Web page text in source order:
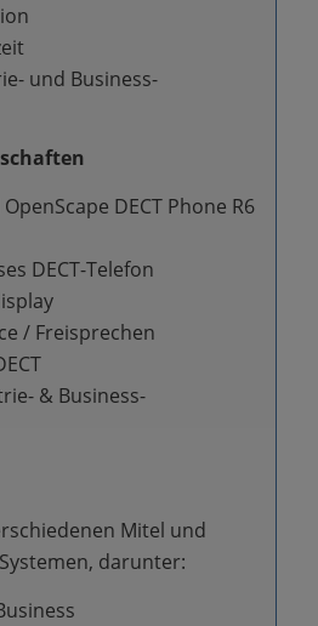
und Business-
DECT Phone R6
DECT-Telefon
/ Freisprechen
& Business-
Mitel und
darunter: